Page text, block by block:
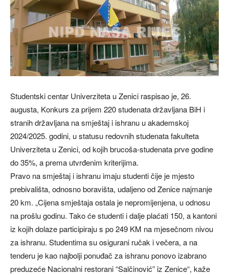
Studentski centar Univerziteta u Zenici raspisao je, 26.
augusta, Konkurs za prijem 220 studenata državljana BiH i
stranih državljana na smještaj i ishranu u akademskoj
2024/2025. godini, u statusu redovnih studenata fakulteta
Univerziteta u Zenici, od kojih brucoša-studenata prve godine
do 35%, a prema utvrđenim kriterijima.
Pravo na smještaj i ishranu imaju studenti čije je mjesto
prebivališta, odnosno boravišta, udaljeno od Zenice najmanje
20 km. „Cijena smještaja ostala je nepromijenjena, u odnosu
na prošlu godinu. Tako će studenti i dalje plaćati 150, a kantoni
iz kojih dolaze participiraju s po 249 KM na mjesečnom nivou
za ishranu. Studentima su osigurani ručak i večera, a na
tenderu je kao najbolji ponuđač za ishranu ponovo izabrano
preduzeće Nacionalni restorani “Salčinović” iz Zenice“, kaže